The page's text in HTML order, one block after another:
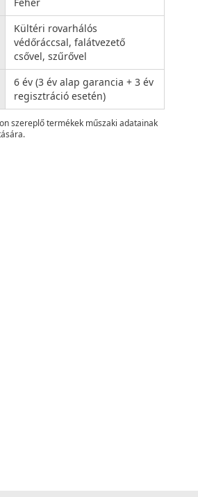
Kültéri rovarhálós
védőráccsal, falátvezető
csővel, szűrővel
6 év (3 év alap garancia + 3 év
regisztráció esetén)
szereplő termékek műszaki adatainak